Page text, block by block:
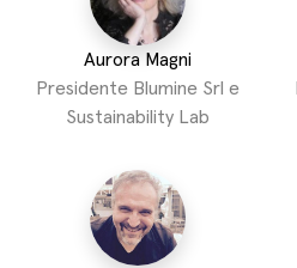
Aurora Magni
Presidente Blumine Srl e
Sustainability Lab